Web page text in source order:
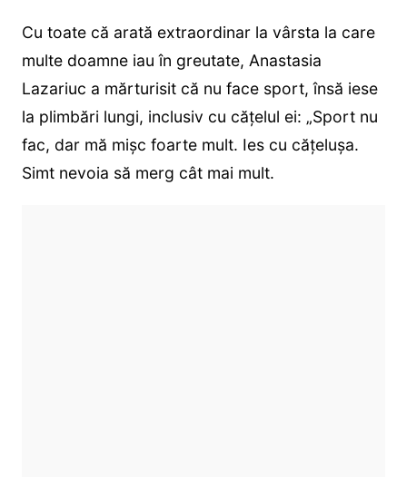
Cu toate că arată extraordinar la vârsta la care
multe doamne iau în greutate, Anastasia
Lazariuc a mărturisit că nu face sport, însă iese
la plimbări lungi, inclusiv cu cățelul ei: „Sport nu
fac, dar mă mișc foarte mult. Ies cu cățelușa.
Simt nevoia să merg cât mai mult.